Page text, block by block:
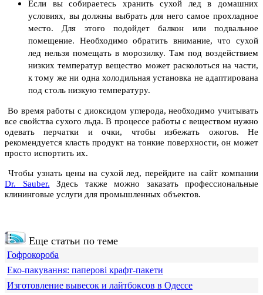
Если вы собираетесь хранить сухой лед в домашних
условиях, вы должны выбрать для него самое прохладное
место. Для этого подойдет балкон или подвальное
помещение. Необходимо обратить внимание, что сухой
лед нельзя помещать в морозилку. Там под воздействием
низких температур вещество может расколоться на части,
к тому же ни одна холодильная установка не адаптирована
под столь низкую температуру.
Во время работы с диоксидом углерода, необходимо учитывать
все свойства сухого льда. В процессе работы с веществом нужно
одевать перчатки и очки, чтобы избежать ожогов. Не
рекомендуется класть продукт на тонкие поверхности, он может
просто испортить их.
Чтобы узнать цены на сухой лед, перейдите на сайт компании
Dr. Sauber. Здесь также можно заказать профессиональные
клининговые услуги для промышленных объектов.
Еще статьи по теме
Гофрокороба
Еко-пакування: паперові крафт-пакети
Изготовление вывесок и лайтбоксов в Одессе